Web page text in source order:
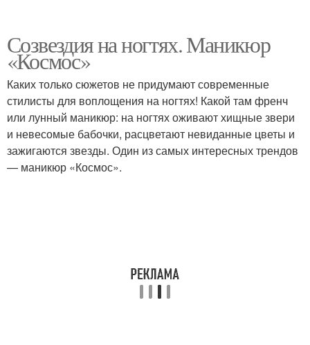
Созвездия на ногтях. Маникюр
«Космос»
Каких только сюжетов не придумают современные
стилисты для воплощения на ногтях! Какой там френч
или лунный маникюр: на ногтях оживают хищные звери
и невесомые бабочки, расцветают невиданные цветы и
зажигаются звезды. Один из самых интересных трендов
— маникюр «Космос».